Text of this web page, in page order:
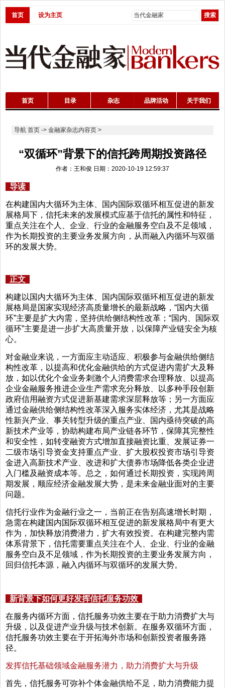
首页 设为主页
首页 目录 杂志 品牌活动 关于我们
导航 首页-> 金融家杂志内容页>
“双循环”背景下的信托跨周期投资路径
作者：王和俊 日期：2020-10-19 12:59:37
导读
在构建国内大循环为主体、国内国际双循环相互促进的新发
展格局下，信托未来的发展模式应基于信托的属性和特征，
重点关注在个人、企业、行业的金融服务空白及不足领域，
作为长期投资的主要业务发展方向，从而融入内循环与双循
环的发展大势。
正文
构建以国内大循环为主体、国内国际双循环相互促进的新发
展格局是国家实现经济高质量增长的最新战略，“国内大循
环”主要是扩大内需，坚持供给侧结构性改革；“国内、国际双
循环”主要是进一步扩大高质量开放，以保障产业链安全为核
心。
对金融业来说，一方面应主动适应、积极参与金融供给侧结
构性改革，以提高和优化金融供给的方式促进内需扩大及释
放，如以优化个金业务刺激个人消费需求合理释放、以提高
企业金融服务推进企业生产需求充分释放、以多种手段创新
政府信用融资方式促进新基建需求深层释放等；另一方面应
通过金融供给侧结构性改革深入服务实体经济，尤其是战略
性新兴产业、事关转型升级的重点产业、国内亟待突破的高
新技术产业等，协助构建布局产业链各环节，保障其完整性
和安全性，如转变融资方式增加直接融资比重、发展证券一
二级市场引导资金支持重点产业、扩大股权投资市场引导资
金进入高新技术产业、改进和扩大债券市场降低各类企业进
入门槛及融资成本等。总之，如何通过长期投资，实现跨周
期发展，顺应经济金融发展大势，是未来金融业面对的主要
问题。
信托行业作为金融行业之一，当前正在告别高速增长时期，
急需在构建国内国际双循环相互促进的新发展格局中有更大
作为，加快释放消费潜力，扩大有效投资。在构建完整内需
体系背景下，信托需要重点关注在个人、企业、行业的金融
服务空白及不足领域，作为长期投资的主要业务发展方向，
回归信托本源，融入内循环与双循环的发展大势。
新背景下如何更好发挥信托服务功效
在服务内循环方面，信托服务功效主要在于助力消费扩大与
升级，以及促进产业升级与技术创新。在服务双循环方面，
信托服务功效主要在于开拓海外市场和创新投资者服务路
径。
发挥信托基础领域金融服务潜力，助力消费扩大与升级
首先，信托服务可弥补个体金融供给不足，助力消费能力提